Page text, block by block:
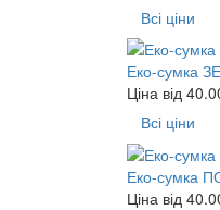
Всі ціни
Еко-сумка
Ціна від
Всі ціни
Еко-сумка
Ціна від